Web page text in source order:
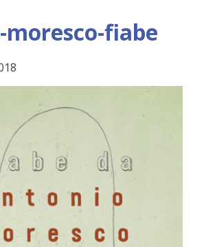
fiabe